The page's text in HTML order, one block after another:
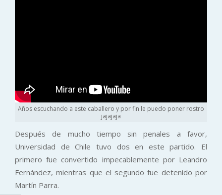
Años escuchando a este caballero y por fin le puedo poner rostro
jajajaja
Después de mucho tiempo sin penales a favor,
Universidad de Chile tuvo dos en este partido. El
primero fue convertido impecablemente por Leandro
Fernández, mientras que el segundo fue detenido por
Martín Parra.